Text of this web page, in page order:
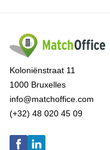
Koloniënstraat 11
1000 Bruxelles
info@matchoffice.com
(+32) 48 020 45 09